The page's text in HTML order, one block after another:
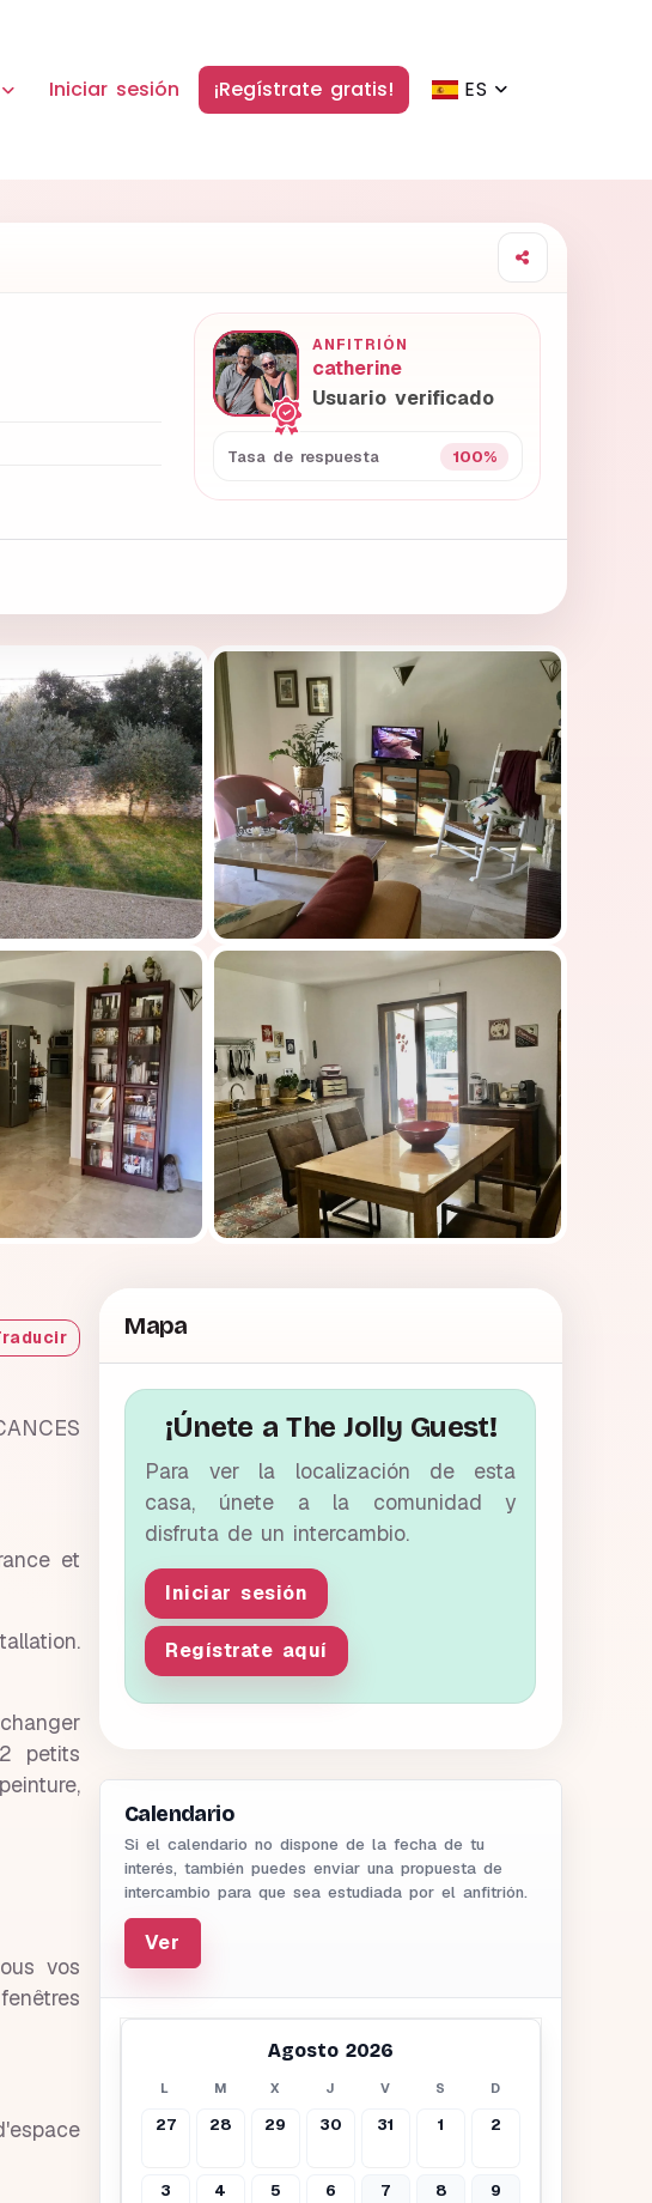
Iniciar sesión ¡Regístrate gratis! ES
ANFITRIÓN
catherine
Usuario verificado
Tasa de respuesta 100%
et
petits
vos
Mapa
¡Únete a The Jolly Guest!
Para ver la localización de esta
casa, únete a la comunidad y
disfruta de un intercambio.
Iniciar sesión
Regístrate aquí
Calendario
Si el calendario no dispone de la fecha de tu
interés, también puedes enviar una propuesta de
intercambio para que sea estudiada por el anfitrión.
Ver
Agosto 2026
L M X J V S D
27 28 29 30 31 1 2
3 4 5 6 7 8 9